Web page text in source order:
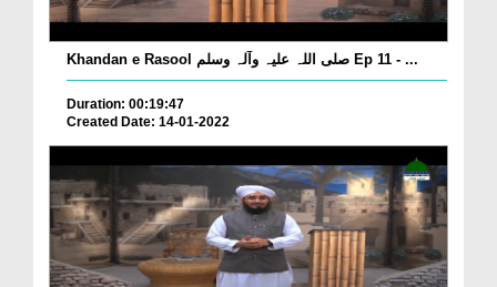
Khandan e Rasool صلی اللہ علیہ وآلہ وسلم Ep 11 - ...
Duration: 00:19:47
Created Date: 14-01-2022